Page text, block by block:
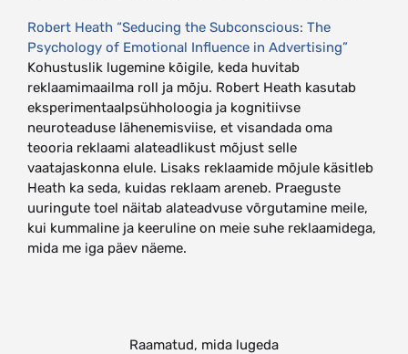
Robert Heath “Seducing the Subconscious: The
Psychology of Emotional Influence in Advertising”
Kohustuslik lugemine kõigile, keda huvitab
reklaamimaailma roll ja mõju. Robert Heath kasutab
eksperimentaalpsühholoogia ja kognitiivse
neuroteaduse lähenemisviise, et visandada oma
teooria reklaami alateadlikust mõjust selle
vaatajaskonna elule. Lisaks reklaamide mõjule käsitleb
Heath ka seda, kuidas reklaam areneb. Praeguste
uuringute toel näitab alateadvuse võrgutamine meile,
kui kummaline ja keeruline on meie suhe reklaamidega,
mida me iga päev näeme.
Raamatud, mida lugeda